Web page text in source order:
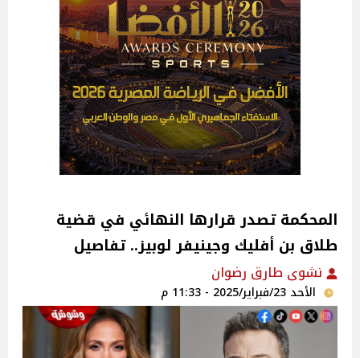
المحكمة تصدر قرارها النهائي في قضية
طلاق بن أفليك وجينيفر لوبيز.. تفاصيل
نشوى طارق رضوان
الأحد 23/فبراير/2025 - 11:33 م